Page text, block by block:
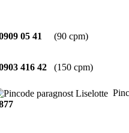
05 41 (90 cpm)
416 42 (150 cpm)